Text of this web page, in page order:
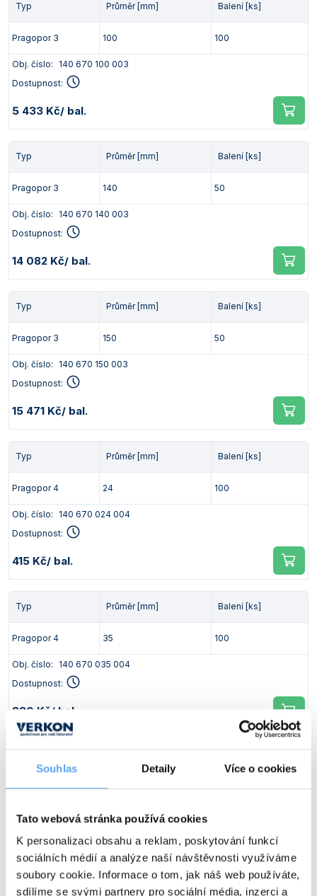
Souhlas Detaily Více o cookies
Tato webová stránka používá cookies
K personalizaci obsahu a reklam, poskytování funkcí
sociálních médií a analýze naší návštěvnosti využíváme
soubory cookie. Informace o tom, jak náš web používáte,
sdílíme se svými partnery pro sociální média, inzerci a
Typ Průměr [mm] Balení [ks]
Pragopor 3 100 100
Obj. číslo:
140 670 100 003
Dostupnost:
5 433 Kč/ bal.
Typ Průměr [mm] Balení [ks]
Pragopor 3 140 50
Obj. číslo:
140 670 140 003
Dostupnost:
14 082 Kč/ bal.
Typ Průměr [mm] Balení [ks]
Pragopor 3 150 50
Obj. číslo:
140 670 150 003
Dostupnost:
15 471 Kč/ bal.
Typ Průměr [mm] Balení [ks]
Pragopor 4 24 100
Obj. číslo:
140 670 024 004
Dostupnost:
415 Kč/ bal.
Typ Průměr [mm] Balení [ks]
Pragopor 4 35 100
Obj. číslo:
140 670 035 004
Dostupnost:
830 Kč / bal.
Pragopor 4 45 100
Obj. číslo: 140 670 045 004
1 200 Kč/ bal.